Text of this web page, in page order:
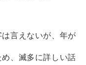
言えないが、年が
、滅多に詳しい話